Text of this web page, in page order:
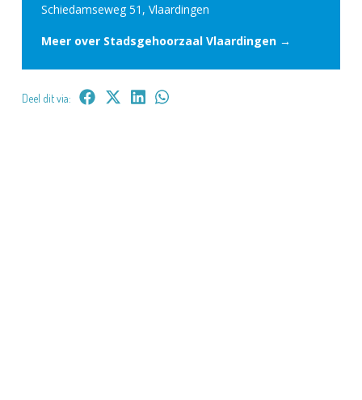
Schiedamseweg 51, Vlaardingen
Meer over Stadsgehoorzaal Vlaardingen →
Deel dit via: